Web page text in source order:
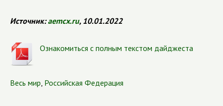
Источник:aemcx.ru, 10.01.2022
Ознакомиться с полным текстом дайджеста
Весь мир, Российская Федерация